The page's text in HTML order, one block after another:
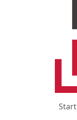
Start